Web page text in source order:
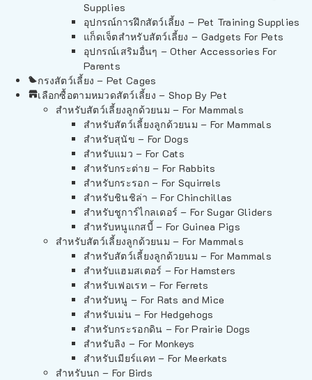
Supplies
อุปกรณ์การฝึกสัตว์เลี้ยง – Pet Training Supplies
แก็ดเจ็ตสำหรับสัตว์เลี้ยง – Gadgets For Pets
อุปกรณ์เสริมอื่นๆ – Other Accessories For
Parents
กรงสัตว์เลี้ยง – Pet Cages
เลือกซื้อตามหมวดสัตว์เลี้ยง – Shop By Pet
สำหรับสัตว์เลี้ยงลูกด้วยนม – For Mammals
สำหรับสัตว์เลี้ยงลูกด้วยนม – For Mammals
สำหรับสุนัข – For Dogs
สำหรับแมว – For Cats
สำหรับกระต่าย – For Rabbits
สำหรับกระรอก – For Squirrels
สำหรับชินชิล่า – For Chinchillas
สำหรับชูการ์ไกลเดอร์ – For Sugar Gliders
สำหรับหนูแกสบี้ – For Guinea Pigs
สำหรับสัตว์เลี้ยงลูกด้วยนม – For Mammals
สำหรับสัตว์เลี้ยงลูกด้วยนม – For Mammals
สำหรับแฮมสเตอร์ – For Hamsters
สำหรับเฟอเรท – For Ferrets
สำหรับหนู – For Rats and Mice
สำหรับเม่น – For Hedgehogs
สำหรับกระรอกดิน – For Prairie Dogs
สำหรับลิง – For Monkeys
สำหรับเมียร์แคท – For Meerkats
สำหรับนก – For Birds